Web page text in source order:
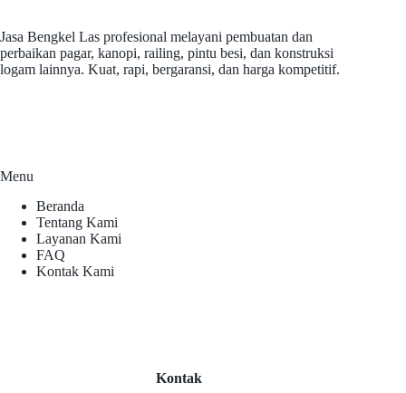
Jasa Bengkel Las profesional melayani pembuatan dan
perbaikan pagar, kanopi, railing, pintu besi, dan konstruksi
logam lainnya. Kuat, rapi, bergaransi, dan harga kompetitif.
Menu
Beranda
Tentang Kami
Layanan Kami
FAQ
Kontak Kami
Kontak